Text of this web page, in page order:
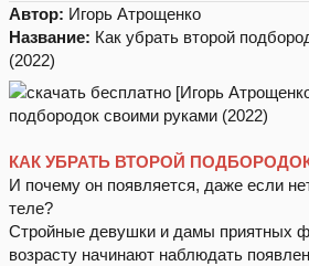
Автор: Игорь Атрощенко
Название: Как убрать второй
(2022)
КАК УБРАТЬ ВТОРОЙ
И почему он появляется, даже если
теле?
Стройные девушки и дамы приятных
возрасту начинают наблюдать